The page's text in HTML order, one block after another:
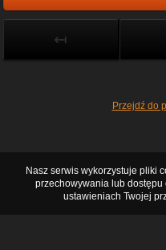
↤
Przejdź do
Nasz serwis wykorzystuje pliki
przechowywania lub
ustawieniach Twojej